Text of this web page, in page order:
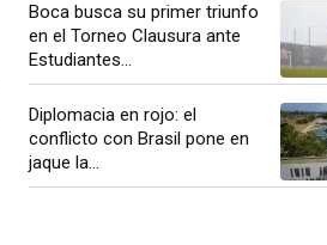
Boca busca su primer triunfo
en el Torneo Clausura ante
Estudiantes...
Diplomacia en rojo: el
conflicto con Brasil pone en
jaque la...